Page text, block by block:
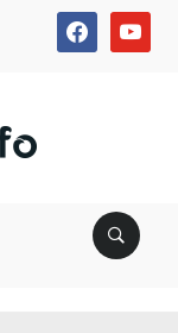
facebookyoutube